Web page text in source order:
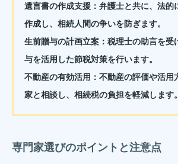
遺言書の作成支援： 弁護士と共に、法的
作成し、相続人間の争いを防ぎます。
生前贈与の計画立案： 税理士の助言を受
与を活用した節税対策を行います。
不動産の有効活用： 不動産の評価や活用
家と相談し、相続税の負担を軽減します。
専門家選びのポイントと注意点